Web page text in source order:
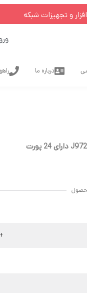
و تجهیزات شبکه
درباره ما